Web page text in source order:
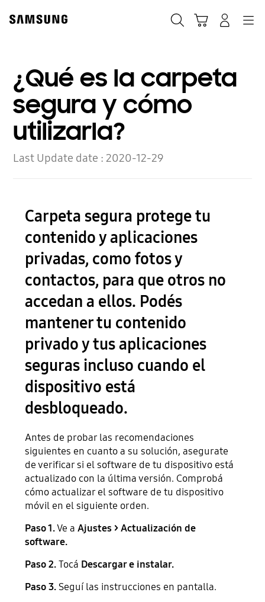
content
¿Qué es la carpeta
segura y cómo
utilizarla?
Last Update date :2020-12-29
Carpeta segura protege tu
contenido y aplicaciones
privadas, como fotos y
contactos, para que otros no
accedan a ellos. Podés
mantener tu contenido
privado y tus aplicaciones
seguras incluso cuando el
dispositivo está
desbloqueado.
Antes de probar las recomendaciones
siguientes en cuanto a su solución, asegurate
de verificar si el software de tu dispositivo está
actualizado con la última versión. Comprobá
cómo actualizar el software de tu dispositivo
móvil en el siguiente orden.
Paso 1.Ve aAjustes > Actualización de
software.
Paso 2.Tocá Descargar e instalar.
Paso 3. Seguí las instrucciones en pantalla.